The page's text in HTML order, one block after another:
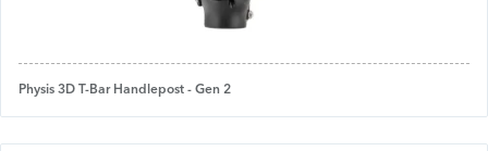
Physis 3D T-Bar Handlepost - Gen 2